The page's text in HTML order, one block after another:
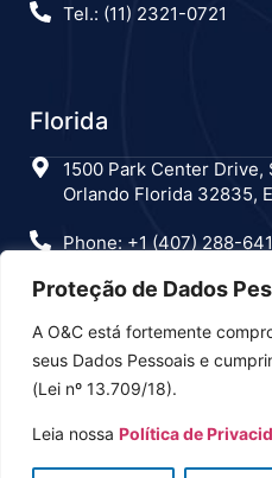
Proteção de Dados
A O&C está fortemente
seus Dados Pessoais e
(Lei nº 13.709/18).
Leia nossa Política de
Tel.: (11) 2321-0721
Florida
1500 Park Center
Orlando Florida 32835,
Phone: +1 (407) 288-
Estamos nas redes